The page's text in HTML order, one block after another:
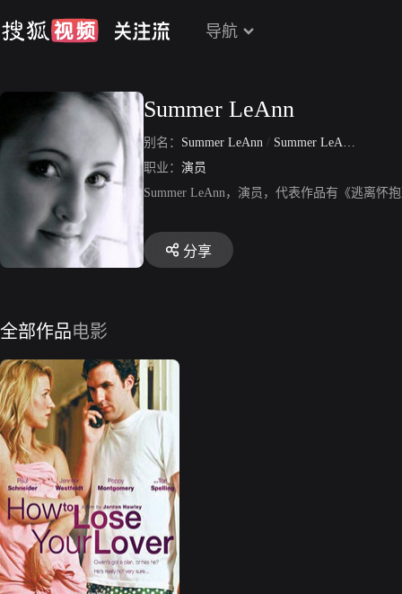
导航
Summer LeAnn
别名： Summer LeAnn / Summer LeAnn Wood
职业： 演员
Summer LeAnn，演员，代表作品有《逃离怀
分享
全部作品电影